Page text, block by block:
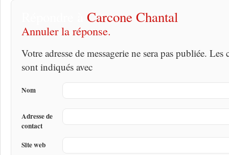
Carcone Chantal
Annuler la réponse.
Votre adresse de messagerie ne sera pas publiée.
sont indiqués avec
Nom
Adresse de
contact
Site web